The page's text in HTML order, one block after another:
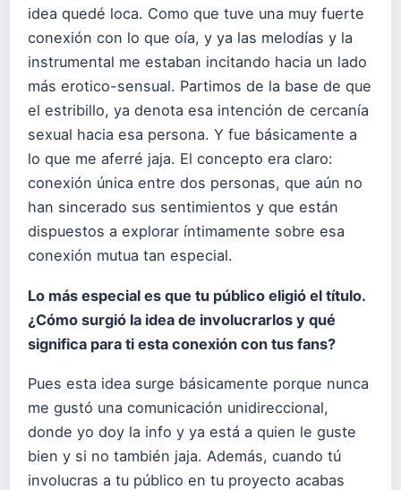
idea quedé loca. Como que tuve una muy fuerte
conexión con lo que oía, y ya las melodías y la
instrumental me estaban incitando hacia un lado
más erotico-sensual. Partimos de la base de que
el estribillo, ya denota esa intención de cercanía
sexual hacia esa persona. Y fue básicamente a
lo que me aferré jaja. El concepto era claro:
conexión única entre dos personas, que aún no
han sincerado sus sentimientos y que están
dispuestos a explorar íntimamente sobre esa
conexión mutua tan especial.
Lo más especial es que tu público eligió el título.
¿Cómo surgió la idea de involucrarlos y qué
significa para ti esta conexión con tus fans?
Pues esta idea surge básicamente porque nunca
me gustó una comunicación unidireccional,
donde yo doy la info y ya está a quien le guste
bien y si no también jaja. Además, cuando tú
involucras a tu público en tu proyecto acabas